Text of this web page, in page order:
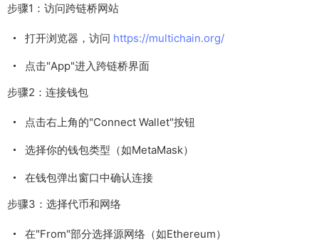
步骤1：访问跨链桥网站
打开浏览器，访问 https://multichain.org/
点击"App"进入跨链桥界面
步骤2：连接钱包
点击右上角的"Connect Wallet"按钮
选择你的钱包类型（如MetaMask）
在钱包弹出窗口中确认连接
步骤3：选择代币和网络
在"From"部分选择源网络（如Ethereum）